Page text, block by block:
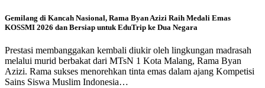
Gemilang di Kancah Nasional, Rama Byan Azizi Raih Medali Emas
KOSSMI 2026 dan Bersiap untuk EduTrip ke Dua Negara
Prestasi membanggakan kembali diukir oleh lingkungan madrasah
melalui murid berbakat dari MTsN 1 Kota Malang, Rama Byan
Azizi. Rama sukses menorehkan tinta emas dalam ajang Kompetisi
Sains Siswa Muslim Indonesia…